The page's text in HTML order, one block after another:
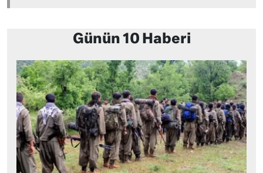
Günün 10 Haberi